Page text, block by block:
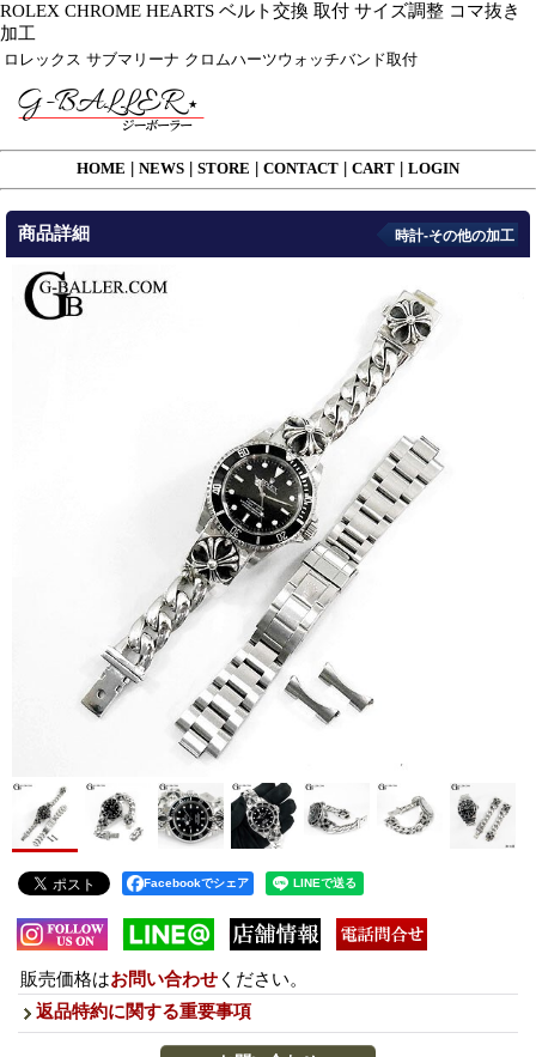
ROLEX CHROME HEARTS ベルト交換 取付 サイズ調整 コマ抜き
加工
ロレックス サブマリーナ クロムハーツウォッチバンド取付
HOME NEWS STORE CONTACT CART LOGIN
商品詳細 時計-その他の加工
Facebookでシェア
販売価格はお問い合わせ ください。
返品特約に関する重要事項